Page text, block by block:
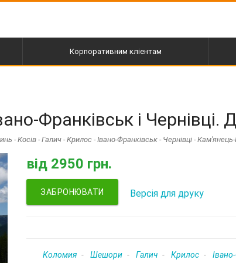
Корпоративним кліентам
Франківськ і Чернівці.
- Косів - Галич - Крилос - Івано-Франківськ - Чернівці -
від 2950 грн.
ЗАБРОНЮВАТИ Версія для друку
Коломия Шешори Галич Крилос